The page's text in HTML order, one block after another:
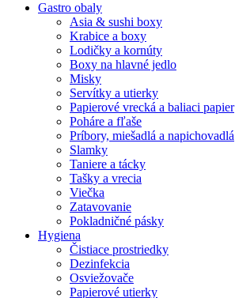
Gastro obaly
Asia & sushi boxy
Krabice a boxy
Lodičky a kornúty
Boxy na hlavné jedlo
Misky
Servítky a utierky
Papierové vrecká a baliaci papier
Poháre a fľaše
Príbory, miešadlá a napichovadlá
Slamky
Taniere a tácky
Tašky a vrecia
Viečka
Zatavovanie
Pokladničné pásky
Hygiena
Čistiace prostriedky
Dezinfekcia
Osviežovače
Papierové utierky